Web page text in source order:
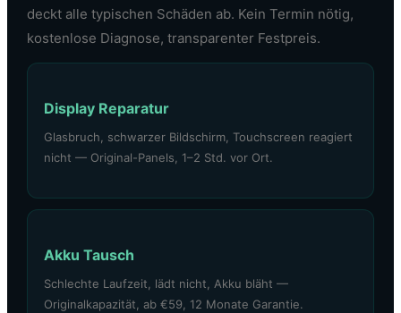
deckt alle typischen Schäden ab. Kein Termin nötig,
kostenlose Diagnose, transparenter Festpreis.
Display Reparatur
Glasbruch, schwarzer Bildschirm, Touchscreen reagiert
nicht — Original-Panels, 1–2 Std. vor Ort.
Akku Tausch
Schlechte Laufzeit, lädt nicht, Akku bläht —
Originalkapazität, ab €59, 12 Monate Garantie.